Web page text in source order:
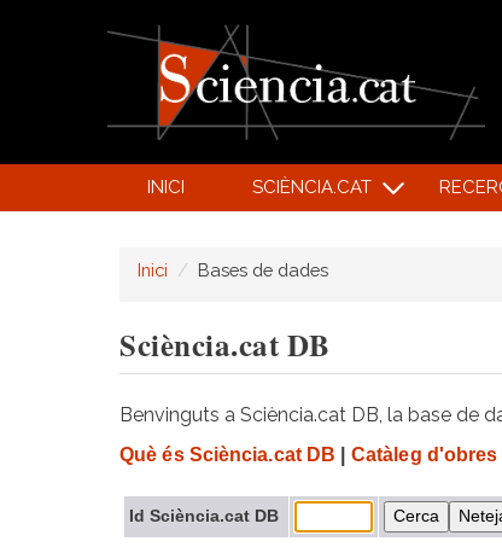
INICI SCIÈNCIA.CAT
Inici Bases de dades
Sciència.cat DB
Benvinguts a Sciència.cat DB, la base de
Què és Sciència.cat DB Catàleg d'obres
Id Sciència.cat DB